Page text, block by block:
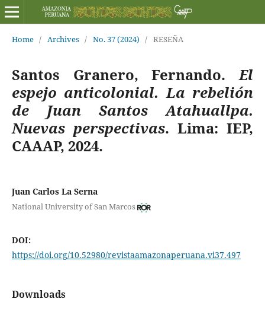
Home / Archives / No. 37 (2024) / RESEÑA
Santos Granero, Fernando.El
espejo anticolonial. La rebelión
de Juan Santos Atahuallpa.
Nuevas perspectivas. Lima: IEP,
CAAAP, 2024.
Juan Carlos La Serna
National University of San Marcos
DOI:
https://doi.org/10.52980/revistaamazonaperuana.vi37.497
Downloads